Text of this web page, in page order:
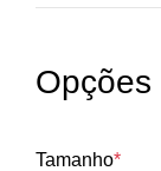
Tamanho*